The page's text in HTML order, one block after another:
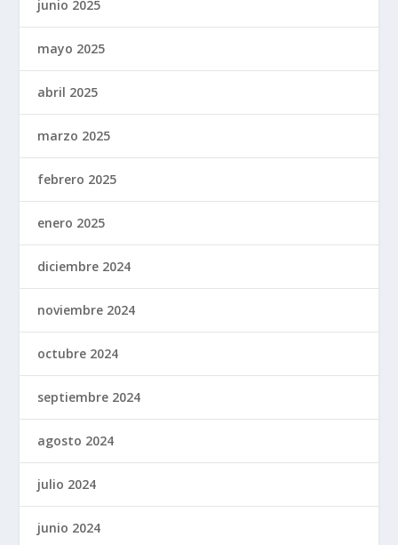
junio 2025
mayo 2025
abril 2025
marzo 2025
febrero 2025
enero 2025
diciembre 2024
noviembre 2024
octubre 2024
septiembre 2024
agosto 2024
julio 2024
junio 2024